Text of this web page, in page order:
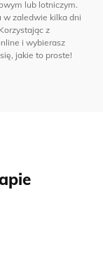
lub lotniczym.
w zaledwie kilka dni
z
i wybierasz
jakie to proste!